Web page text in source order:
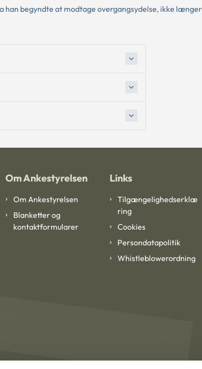
han begyndte at modtage overgangsydelse, ikke
Om Ankestyrelsen
Om Ankestyrelsen
Blanketter og
kontaktformularer
Links
Tilgængelighedserklæ
ring
Cookies
Persondatapolitik
Whistleblowerordning